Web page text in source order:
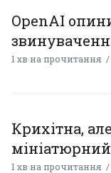
OpenAI
1 хв на прочитання
Крихітна,
1 хв на прочитання